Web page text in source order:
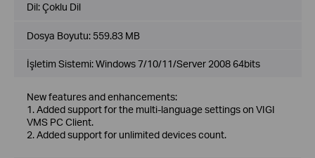
Dil:Çoklu Dil
Dosya Boyutu: 559.83 MB
İşletim Sistemi: Windows 7/10/11/Server 2008 64bits
New features and enhancements:
1. Added support for the multi-language settings on VIGI
VMS PC Client.
2. Added support for unlimited devices count.